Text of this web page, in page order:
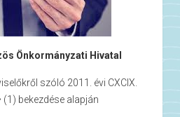
Önkormányzati Hivatal
szóló 2011. évi CXCIX.
(1) bekezdése alapján